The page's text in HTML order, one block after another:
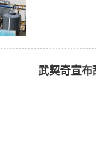
武契奇宣布